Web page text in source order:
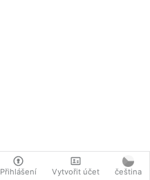
Přihlášení Vytvořit účet čeština